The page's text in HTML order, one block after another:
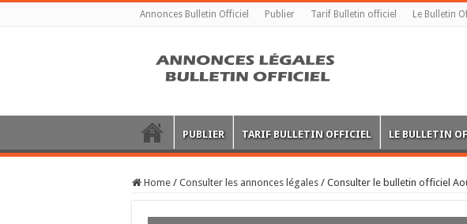
Annonces Bulletin Officiel Publier Tarif Bulletin officiel Le Bulletin
PUBLIER TARIF BULLETIN OFFICIEL LE BULLETIN
Home / Consulter les annonces légales / Consulter le bulletin officiel